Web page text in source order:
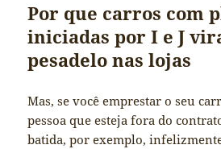
Por que carros com
iniciadas por I e J
pesadelo nas lojas
Mas, se você emprestar o seu
pessoa que esteja fora do
batida, por exemplo,